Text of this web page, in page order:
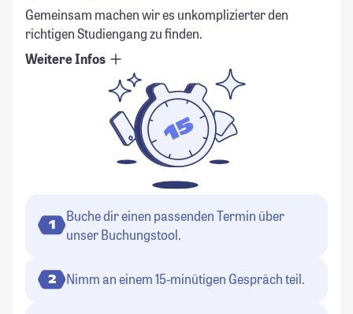
Gemeinsam machen wir es unkomplizierter den
richtigen Studiengang zu finden.
Weitere Infos
1
Buche dir einen passenden Termin über
unser Buchungstool.
2 Nimm an einem 15-minütigen Gespräch teil.